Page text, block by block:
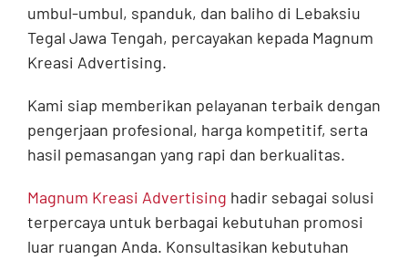
umbul-umbul, spanduk, dan baliho di Lebaksiu
Tegal Jawa Tengah, percayakan kepada Magnum
Kreasi Advertising.
Kami siap memberikan pelayanan terbaik dengan
pengerjaan profesional, harga kompetitif, serta
hasil pemasangan yang rapi dan berkualitas.
Magnum Kreasi Advertising hadir sebagai solusi
terpercaya untuk berbagai kebutuhan promosi
luar ruangan Anda. Konsultasikan kebutuhan